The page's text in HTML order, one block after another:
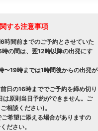
する注意事項
時間前までのご予約とさせていた
の間は、翌12時以降の出発にす
〜19時までは1時間後からの出発が
日の16時まででご予約を締め切り
は原則当日予約ができません。ご
相談ください)。
希望に添える場合がありますの
ださい。